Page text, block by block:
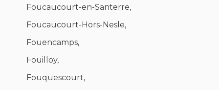
Foucaucourt-en-Santerre,
Foucaucourt-Hors-Nesle,
Fouencamps,
Fouilloy,
Fouquescourt,